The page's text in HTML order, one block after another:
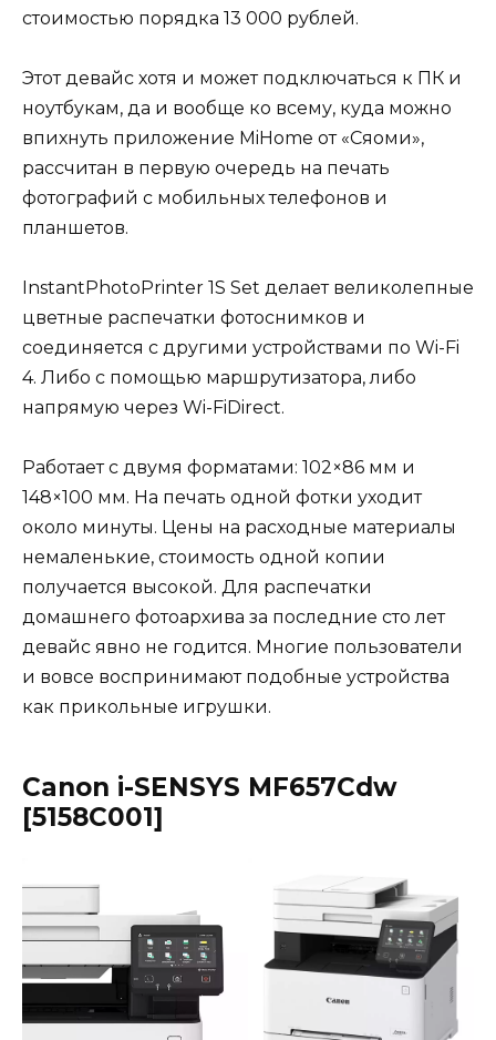
стоимостью порядка 13 000 рублей.
Этот девайс хотя и может подключаться к ПК и
ноутбукам, да и вообще ко всему, куда можно
впихнуть приложение MiHome от «Сяоми»,
рассчитан в первую очередь на печать
фотографий с мобильных телефонов и
планшетов.
InstantPhotoPrinter 1S Set делает великолепные
цветные распечатки фотоснимков и
соединяется с другими устройствами по Wi-Fi
4. Либо с помощью маршрутизатора, либо
напрямую через Wi-FiDirect.
Работает с двумя форматами: 102×86 мм и
148×100 мм. На печать одной фотки уходит
около минуты. Цены на расходные материалы
немаленькие, стоимость одной копии
получается высокой. Для распечатки
домашнего фотоархива за последние сто лет
девайс явно не годится. Многие пользователи
и вовсе воспринимают подобные устройства
как прикольные игрушки.
Canon i-SENSYS MF657Cdw
[5158С001]